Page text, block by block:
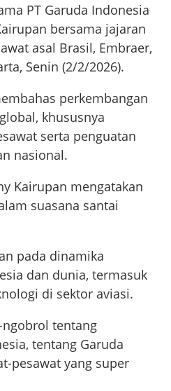
PT Garuda Indonesia
bersama jajaran
asal Brasil, Embraer,
Senin (2/2/2026).
perkembangan
khususnya
serta penguatan
nasional.
Kairupan mengatakan
suasana santai
pada dinamika
dan dunia, termasuk
di sektor aviasi.
tentang
tentang Garuda
pesawat yang super